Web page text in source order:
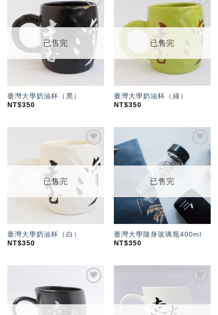
加入
「願
望輕
單」
已售完
臺灣大學奶油杯（黑）
NT$350
加入
「願
望輕
已售完
臺灣大學奶油杯（綠）
NT$350
「願
望輕
單」
已售完
臺灣大學奶油杯（白）
NT$350
望輕
已售完
臺灣大學隨身玻璃瓶400ml
NT$350
望輕